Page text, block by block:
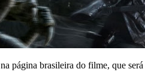
na página brasileira do filme, que será